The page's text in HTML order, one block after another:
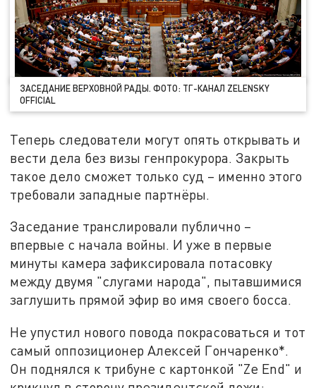
ЗАСЕДАНИЕ ВЕРХОВНОЙ РАДЫ. ФОТО: ТГ-КАНАЛ ZELENSKY
OFFICIAL
Теперь следователи могут опять открывать и
вести дела без визы генпрокурора. Закрыть
такое дело сможет только суд – именно этого
требовали западные партнёры.
Заседание транслировали публично –
впервые с начала войны. И уже в первые
минуты камера зафиксировала потасовку
между двумя "слугами народа", пытавшимися
заглушить прямой эфир во имя своего босса.
Не упустил нового повода покрасоваться и тот
самый оппозиционер Алексей Гончаренко*.
Он поднялся к трибуне с картонкой "Ze End" и